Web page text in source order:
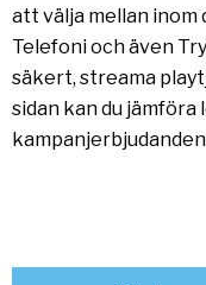
att välja mellan
Telefoni och även
säkert, streama
sidan kan du